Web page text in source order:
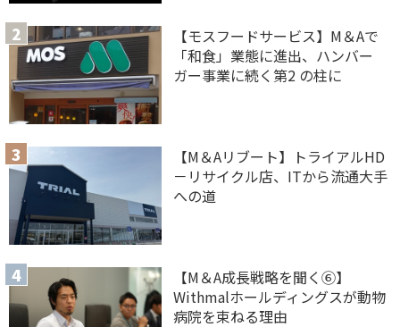
【モスフードサービス】M＆Aで
「和食」業態に進出、ハンバー
ガー事業に続く第2 の柱に
【M＆Aリブート】トライアルHD
－リサイクル店、ITから流通大手
への道
【M＆A 成長戦略を聞く⑥】
Withmalホールディングスが動物
病院を束ねる理由